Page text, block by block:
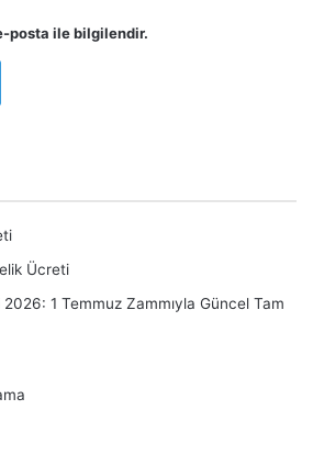
posta ile bilgilendir.
Ücreti
1 Temmuz Zammıyla Güncel Tam